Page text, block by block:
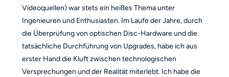
Videoquellen) war stets ein heißes Thema unter
Ingenieuren und Enthusiasten. Im Laufe der Jahre, durch
die Überprüfung von optischen Disc-Hardware und die
tatsächliche Durchführung von Upgrades, habe ich aus
erster Hand die Kluft zwischen technologischen
Versprechungen und der Realität miterlebt. Ich habe die